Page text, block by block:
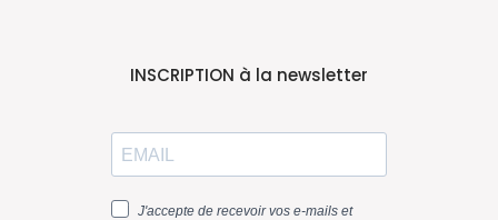
INSCRIPTION à la newsletter